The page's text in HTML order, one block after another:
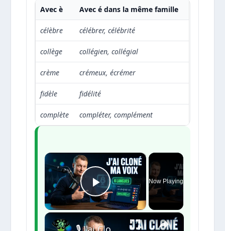
Avec è Avec é dans la même famille
célèbre célébrer, célébrité
collège collégien, collégial
crème crémeux, écrémer
fidèle fidélité
complète compléter, complément
×
Play Video
Now Playing
×